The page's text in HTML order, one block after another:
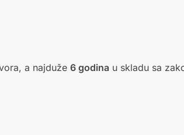
a najduže 6 godina u skladu sa